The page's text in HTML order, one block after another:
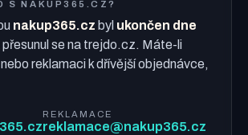
S NAKUP365.CZ?
nakup365.cz byl ukončen dne
přesunul se na trejdo.cz. Máte-li
reklamaci k dřívější objednávce,
REKLAMACE
reklamace@nakup365.cz